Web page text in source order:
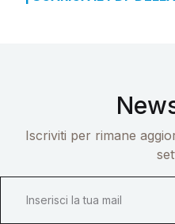
Iscriviti per rimane